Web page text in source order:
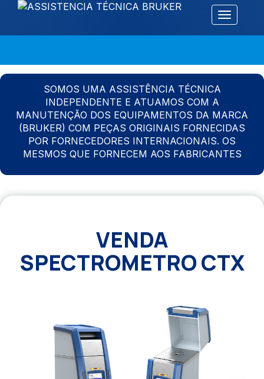
Alternar
SOMOS UMA ASSISTÊNCIA TÉCNICA
INDEPENDENTE E ATUAMOS COM A
MANUTENÇÃO DOS EQUIPAMENTOS DA MARCA
(BRUKER) COM PEÇAS ORIGINAIS FORNECIDAS
POR FORNECEDORES INTERNACIONAIS. OS
MESMOS QUE FORNECEM AOS FABRICANTES
VENDA
SPECTROMETRO CTX